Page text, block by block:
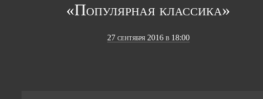
«Популярная классика»
27 сентября 2016 в 18:00